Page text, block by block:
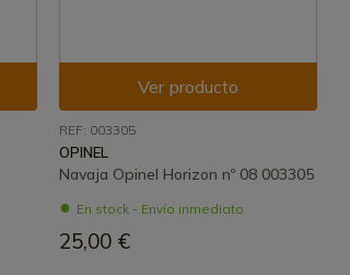
Ver producto
REF: 003305
OPINEL
Navaja Opinel Horizon nº 08 003305
En stock - Envío inmediato
25,00 €